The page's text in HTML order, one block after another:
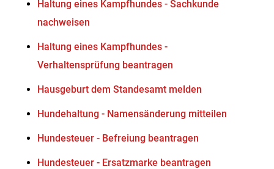
Haltung eines Kampfhundes - Sachkunde
nachweisen
Haltung eines Kampfhundes -
Verhaltensprüfung beantragen
Hausgeburt dem Standesamt melden
Hundehaltung - Namensänderung mitteilen
Hundesteuer - Befreiung beantragen
Hundesteuer - Ersatzmarke beantragen